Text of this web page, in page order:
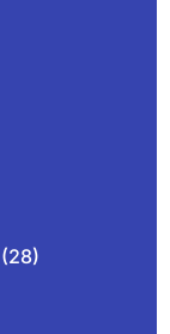
(28)